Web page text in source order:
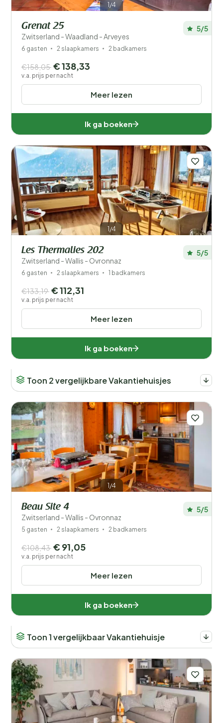
1/4
Grenat 25
Zwitserland - Waadland - Arveyes
5/5
6 gasten 2 slaapkamers 2 badkamers
Meer lezen
€158,05 € 138,33
v.a. prijs per nacht
Ik ga boeken
1/4
Les Thermalies 202
Zwitserland - Wallis - Ovronnaz
5/5
6 gasten 2 slaapkamers 1 badkamers
Meer lezen
€133,19 € 112,31
v.a. prijs per nacht
Ik ga boeken
Toon 2 vergelijkbare Vakantiehuisjes
1/4
Beau Site 4
Zwitserland - Wallis - Ovronnaz
5/5
5 gasten 2 slaapkamers 2 badkamers
Meer lezen
€108,43 € 91,05
v.a. prijs per nacht
Ik ga boeken
Toon 1 vergelijkbaar Vakantiehuisje